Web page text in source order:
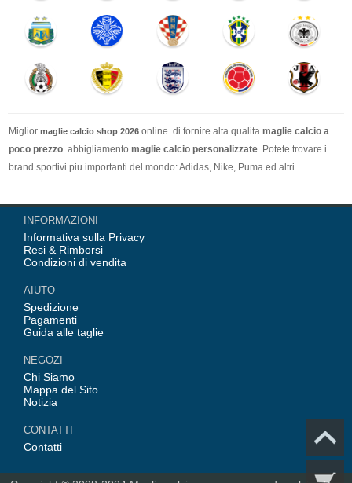
Miglior maglie calcio shop 2026 online. di fornire alta qualita maglie calcio a
poco prezzo . abbigliamento maglie calcio personalizzate . Potete trovare i
brand sportivi piu importanti del mondo: Adidas, Nike, Puma ed altri.
Nel nostro negozio trovi le calcio maglie italia Top Coppa Mondo 2026 Team(
Italia, Germania, Spagna, Argentina, Francia, Portogallo etc) piu importanti
delle squadre italiane (Juventus, AC Milan, Inter Milan, etc). Top europee
Team(Barcellona, Real Madrid, Bayern Monaco, Manchester United, Leicester
INFORMAZIONI
Informativa sulla Privacy
Resi & Rimborsi
Condizioni di vendita
AIUTO
Spedizione
Pagamenti
Guida alle taglie
NEGOZI
Chi Siamo
Mappa del Sito
Notizia
CONTATTI
Contatti